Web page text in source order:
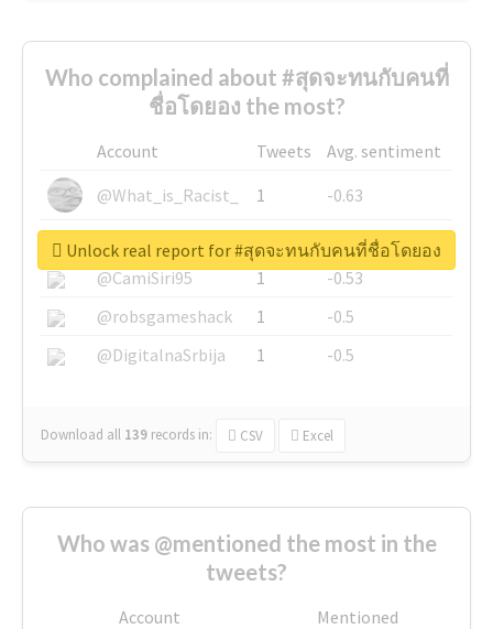
Who complained about #สุดจะทนกับคนที่
ชื่อโดยอง the most?
Account Tweets
Avg. sentiment
@What_is_Racist_
1
-0.63
@SkateChart
1
-0.6
@CamiSiri95
1
-0.53
@robsgameshack
1
-0.5
@DigitalnaSrbija
1 -0.5
Download all 139 records in: CSV Excel
Unlock real report for #สุดจะทนกับคนที่ชื่อโดยอง
Who was @mentioned the most in the
tweets?
Account
Mentioned